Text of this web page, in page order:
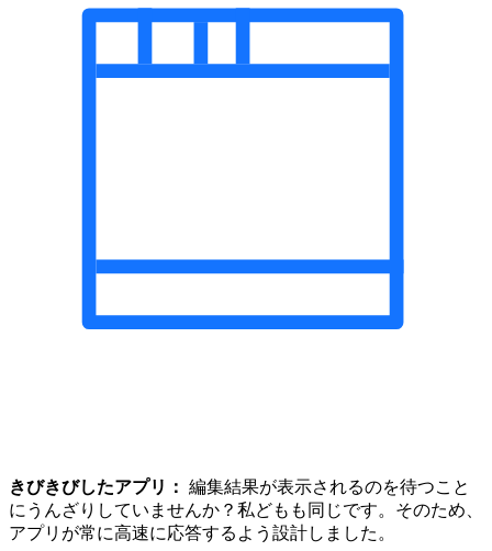
きびきびしたアプリ： 編集結果が表示されるのを待つこと
にうんざりしていませんか？私どもも同じです。そのため、
アプリが常に高速に応答するよう設計しました。